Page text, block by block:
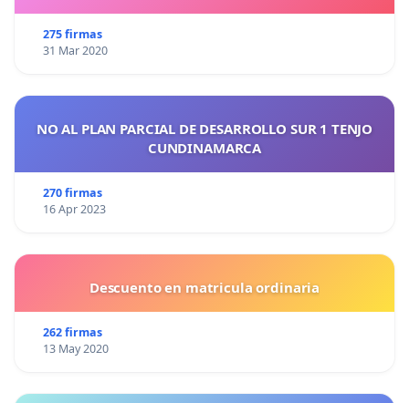
275 firmas
31 Mar 2020
NO AL PLAN PARCIAL DE DESARROLLO SUR 1 TENJO
CUNDINAMARCA
270 firmas
16 Apr 2023
Descuento en matricula ordinaria
262 firmas
13 May 2020